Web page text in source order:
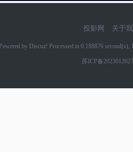
投影网 关于
Powered by Discuz! Processed in 0.188876
苏ICP备